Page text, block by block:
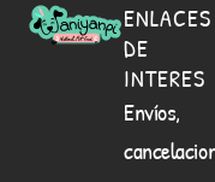
ENLACES
DE
INTERES
Envíos,